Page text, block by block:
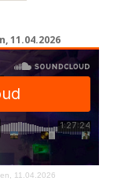
11.04.2026
11.04.2026